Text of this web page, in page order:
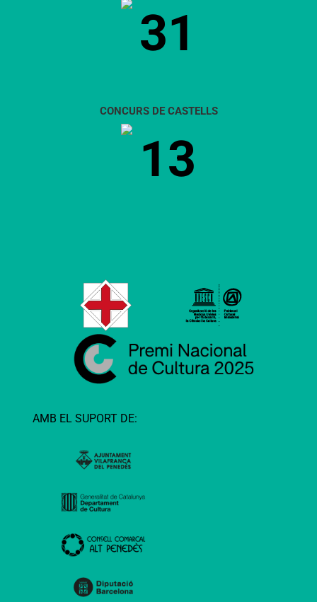
31
CONCURS DE CASTELLS
13
AMB EL SUPORT DE: